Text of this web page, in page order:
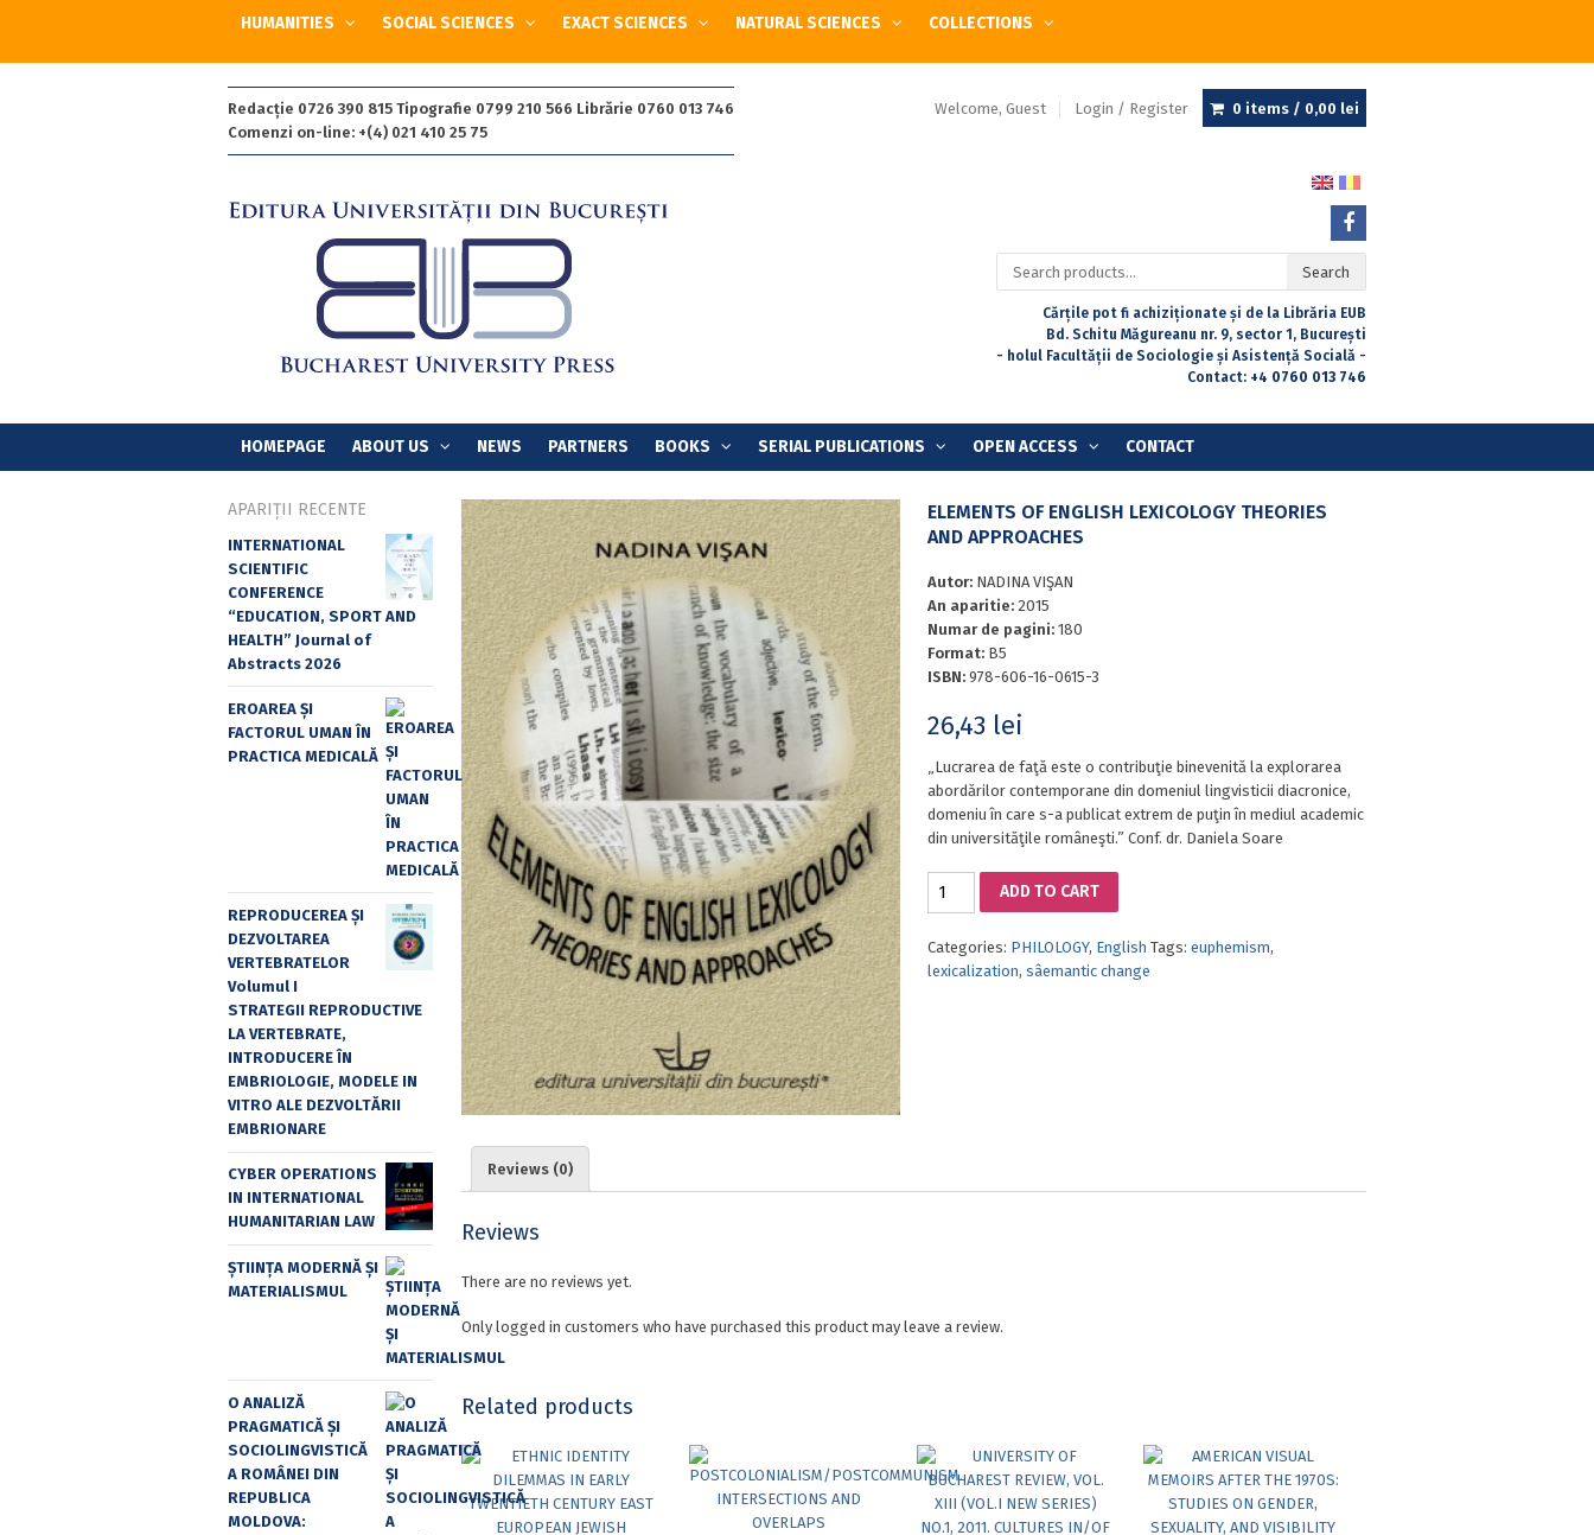
HUMANITIES SOCIAL SCIENCES EXACT SCIENCES NATURAL SCIENCES COLLECTIONS
Redacție 0726 390 815 Tipografie 0799 210 566 Librărie 0760 013 746
Comenzi on-line: +(4) 021 410 25 75
Welcome, Guest Login / Register 0 items / 0,00 lei
Search
for:
Search
Cărțile pot fi achiziționate și de la Librăria EUB
Bd. Schitu Măgureanu nr. 9, sector 1, București
- holul Facultății de Sociologie și Asistență Socială -
Contact: +4 0760 013 746
HOMEPAGE ABOUT US NEWS PARTNERS BOOKS SERIAL PUBLICATIONS OPEN ACCESS CONTACT
ELEMENTS OF ENGLISH LEXICOLOGY THEORIES
AND APPROACHES
Autor: NADINA VIŞAN
An aparitie: 2015
Numar de pagini: 180
Format: B5
ISBN: 978-606-16-0615-3
26,43 lei
„Lucrarea de faţă este o contribuţie binevenită la explorarea
abordărilor contemporane din domeniul lingvisticii diacronice,
domeniu în care s-a publicat extrem de puţin în mediul academic
din universităţile româneşti.” Conf. dr. Daniela Soare
LEXICOLOGY
THEORIES
ADD TO CART
Categories: PHILOLOGY, English Tags: euphemism,
lexicalization, sâemantic change
Reviews (0)
Reviews
There are no reviews yet.
Only logged in customers who have purchased this product may leave a review.
Related products
APARIȚII RECENTE
INTERNATIONAL
SCIENTIFIC
CONFERENCE
“EDUCATION, SPORT AND
HEALTH” Journal of
Abstracts 2026
EROAREA ȘI
FACTORUL UMAN ÎN
PRACTICA MEDICALĂ
REPRODUCEREA ȘI
DEZVOLTAREA
VERTEBRATELOR
Volumul I
STRATEGII REPRODUCTIVE
LA VERTEBRATE,
INTRODUCERE ÎN
EMBRIOLOGIE, MODELE IN
VITRO ALE DEZVOLTĂRII
EMBRIONARE
CYBER OPERATIONS
IN INTERNATIONAL
HUMANITARIAN LAW
ȘTIINȚA MODERNĂ ȘI
MATERIALISMUL
O ANALIZĂ
PRAGMATICĂ ȘI
SOCIOLINGVISTICĂ
A ROMÂNEI DIN
REPUBLICA
MOLDOVA: